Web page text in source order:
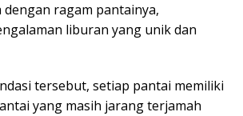
dengan ragam pantainya,
liburan yang unik dan
tersebut, setiap pantai memiliki
yang masih jarang terjamah